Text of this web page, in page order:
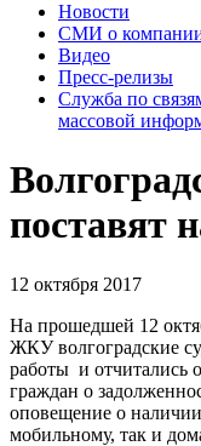
Новости
СМИ о
Видео
Пресс-релизы
Служба по
массовой
поставят
12 октября 2017
На прошедшей 12
ЖКУ волгоградские
работы и отчитались
граждан о
оповещение о
мобильному, так и